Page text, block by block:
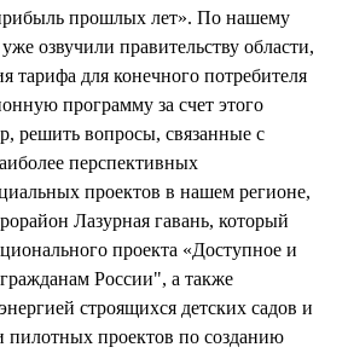
прошлых лет». По нашему
озвучили правительству области,
тарифа для конечного потребителя
программу за счет этого
решить вопросы, связанные с
перспективных
проектов в нашем регионе,
Лазурная гавань, который
проекта «Доступное и
России", а также
строящихся детских садов и
пилотных проектов по созданию